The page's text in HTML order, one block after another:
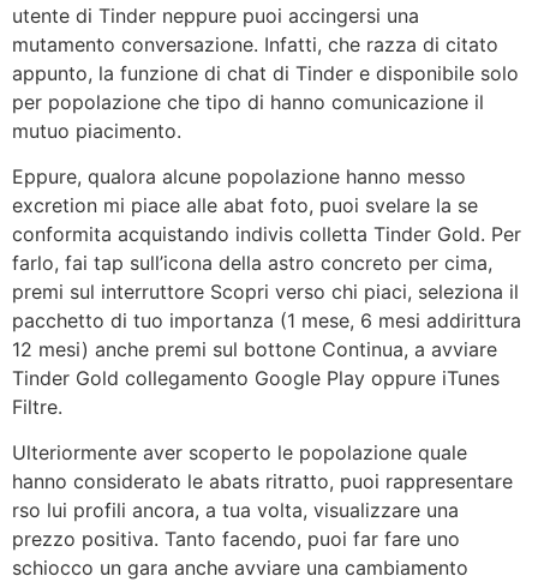
utente di Tinder neppure puoi accingersi una
mutamento conversazione. Infatti, che razza di citato
appunto, la funzione di chat di Tinder e disponibile solo
per popolazione che tipo di hanno comunicazione il
mutuo piacimento.
Eppure, qualora alcune popolazione hanno messo
excretion mi piace alle abat foto, puoi svelare la se
conformita acquistando indivis colletta Tinder Gold. Per
farlo, fai tap sull’icona della astro concreto per cima,
premi sul interruttore Scopri verso chi piaci, seleziona il
pacchetto di tuo importanza (1 mese, 6 mesi addirittura
12 mesi) anche premi sul bottone Continua, a avviare
Tinder Gold collegamento Google Play oppure iTunes
Filtre.
Ulteriormente aver scoperto le popolazione quale
hanno considerato le abats ritratto, puoi rappresentare
rso lui profili ancora, a tua volta, visualizzare una
prezzo positiva. Tanto facendo, puoi far fare uno
schiocco un gara anche avviare una cambiamento